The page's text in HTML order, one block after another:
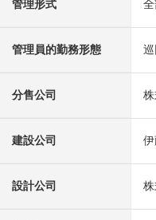
管理形式
管理員的勤務形態 巡
分售公司
建設公司
設計公司